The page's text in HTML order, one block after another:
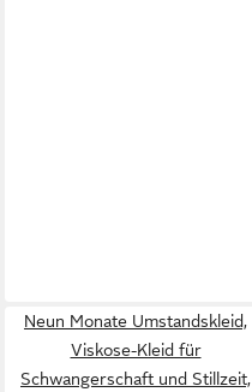
Neun Monate Umstandskleid,
Viskose-Kleid für
Schwangerschaft und Stillzeit,